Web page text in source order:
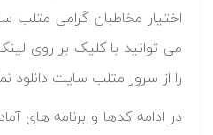
اختیار مخاطبان گرامی متلب
می توانید با کلیک بر روی
را از سرور متلب سایت دانلود